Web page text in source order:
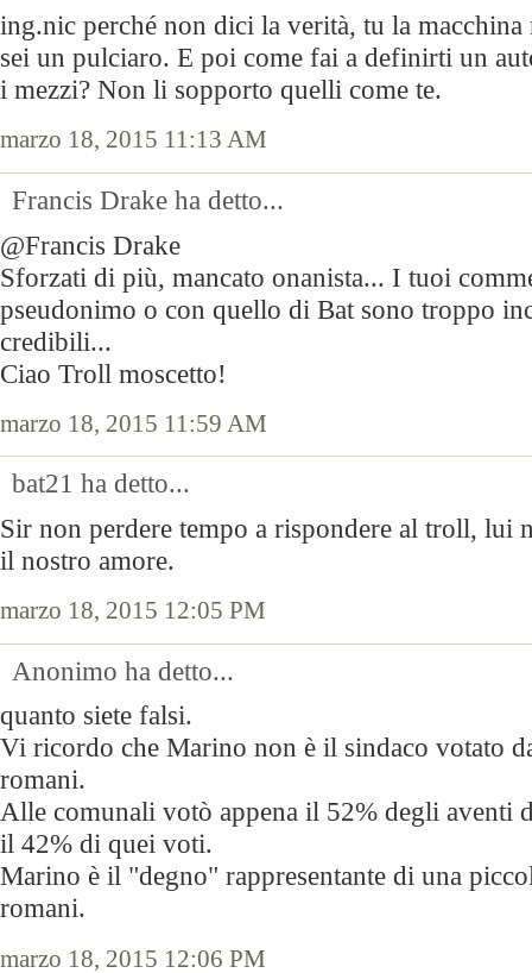
ing.nic perché non dici la verità, tu la
sei un pulciaro. E poi come fai a definirti un
i mezzi? Non li sopporto quelli come te.
marzo 18, 2015 11:13 AM
Francis Drake ha detto...
@Francis Drake
Sforzati di più, mancato onanista... I tuoi
pseudonimo o con quello di Bat sono troppo
credibili...
Ciao Troll moscetto!
marzo 18, 2015 11:59 AM
bat21 ha detto...
Sir non perdere tempo a rispondere al troll, lui
il nostro amore.
marzo 18, 2015 12:05 PM
Anonimo ha detto...
quanto siete falsi.
Vi ricordo che Marino non è il sindaco votato
romani.
Alle comunali votò appena il 52% degli aventi
il 42% di quei voti.
Marino è il "degno" rappresentante di una
romani.
marzo 18, 2015 12:06 PM